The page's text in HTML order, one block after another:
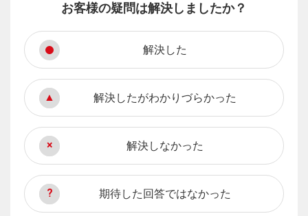
お客様の疑問は解決しましたか？
解決した
解決したがわかりづらかった
解決しなかった
期待した回答ではなかった